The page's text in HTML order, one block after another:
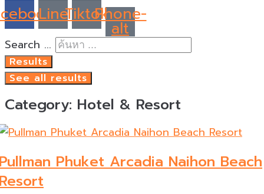
LineTiktokPhone-
alt
Search ...
Results
See all results
Category: Hotel & Resort
Phuket Arcadia Naihon Beach